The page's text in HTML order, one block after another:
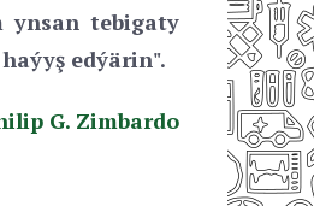
ynsan tebigaty
edýärin".
G. Zimbardo